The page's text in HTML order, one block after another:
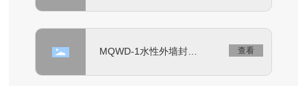
MQWD-1水性外墙封闭
查看